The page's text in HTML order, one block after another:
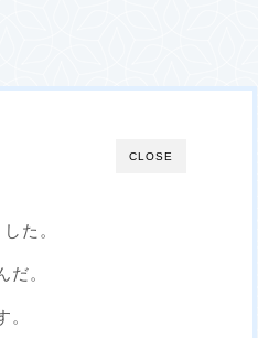
CLOSE
た。
。